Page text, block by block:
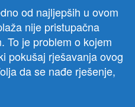
od najljepših u ovom
nije pristupačna
To je problem o kojem
pokušaj rješavanja ovog
da se nađe rješenje,